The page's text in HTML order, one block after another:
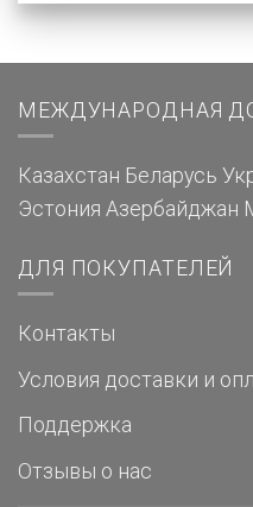
МЕЖДУНАРОДНАЯ
Казахстан Беларусь
Эстония Азербайджан
ДЛЯ ПОКУПАТЕЛЕЙ
Контакты
Условия доставки и
Поддержка
Отзывы о нас